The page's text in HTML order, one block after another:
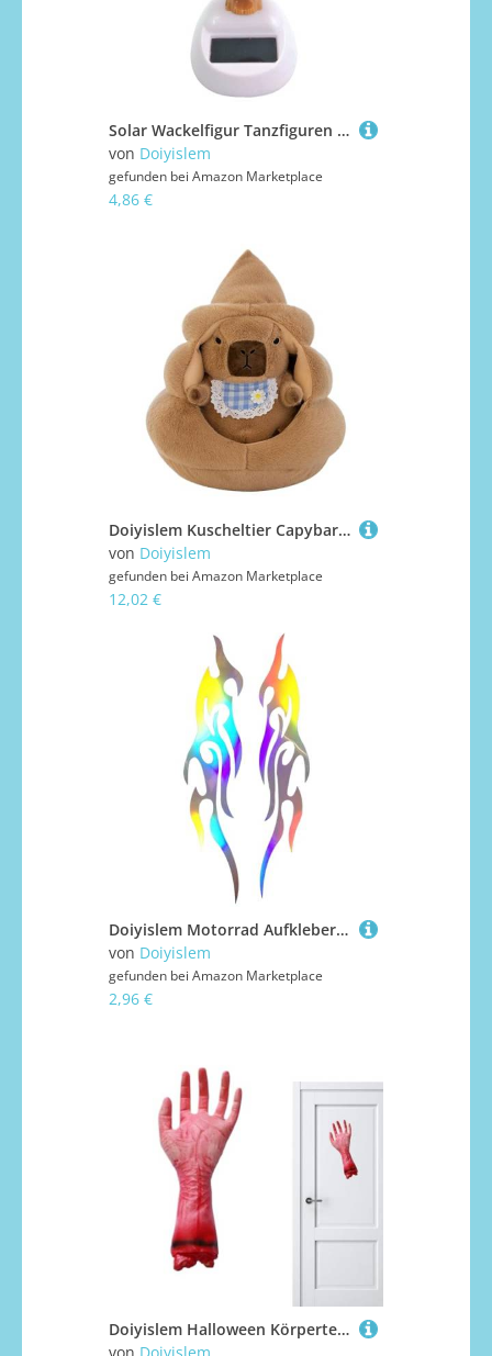
Solar Wackelfigur Tanzfiguren Solarfigur - Auto Armaturenbrett Dekoration, H-ula Tänzerin Figur, Hawaii Mädchen Figur, Auto Schwingenden Kopfschütteln Spielzeug Deko, Für Wohnzimmer Schlafzimmer Büro
von Doiyislem
gefunden bei Amazon Marketplace
4,86 €
Doiyislem Kuscheltier Capybara,Kuscheliges Capybara Spieltier Mit Nest - Weiches Kuscheltier Für Kinderzimmer Wohnzimmer Schlafzimmer Deko Geburtstag Weihnachten
von Doiyislem
gefunden bei Amazon Marketplace
12,02 €
Doiyislem Motorrad Aufkleber Und Abziehbilder | Flamen Motive,wasserdichte Abzeichen 2er Set Für Roller Stoßstange Briefkasten Motorschlitten Skateboard LKW
von Doiyislem
gefunden bei Amazon Marketplace
2,96 €
Doiyislem Halloween Körperteile,Halloween Abgetrennte Hand Deko | Wiederverwendbare Requisiten und Geisterschmuck für Feiern, Innen und Außen, Escape Rooms, Schulen Spielplätze